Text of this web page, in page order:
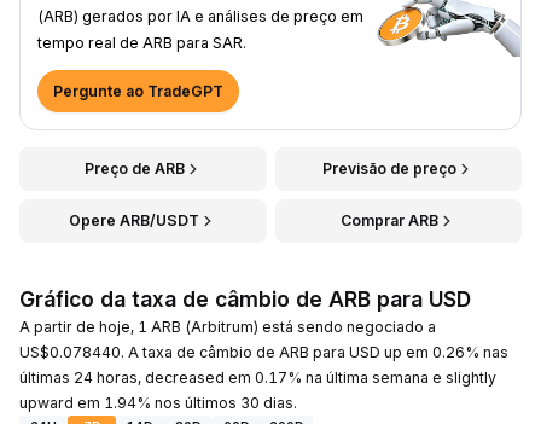
(ARB) gerados por IA e análises de preço em
tempo real de ARB para SAR.
Pergunte ao TradeGPT
Preço de ARB Previsão de preço
Opere ARB/USDT Comprar ARB
Gráfico da taxa de câmbio de ARB para USD
A partir de hoje, 1 ARB (Arbitrum) está sendo negociado a
US$0.078440. A taxa de câmbio de ARB para USD up em 0.26% nas
últimas 24 horas, decreased em 0.17% na última semana e slightly
upward em 1.94% nos últimos 30 dias.